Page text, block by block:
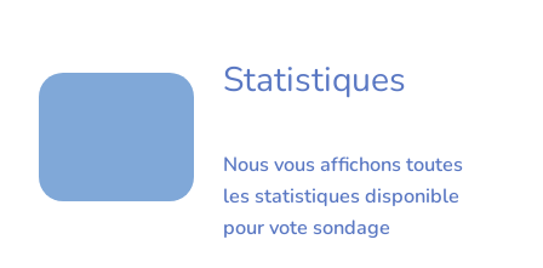
Statistiques
Nous vous affichons toutes
les statistiques disponible
pour vote sondage